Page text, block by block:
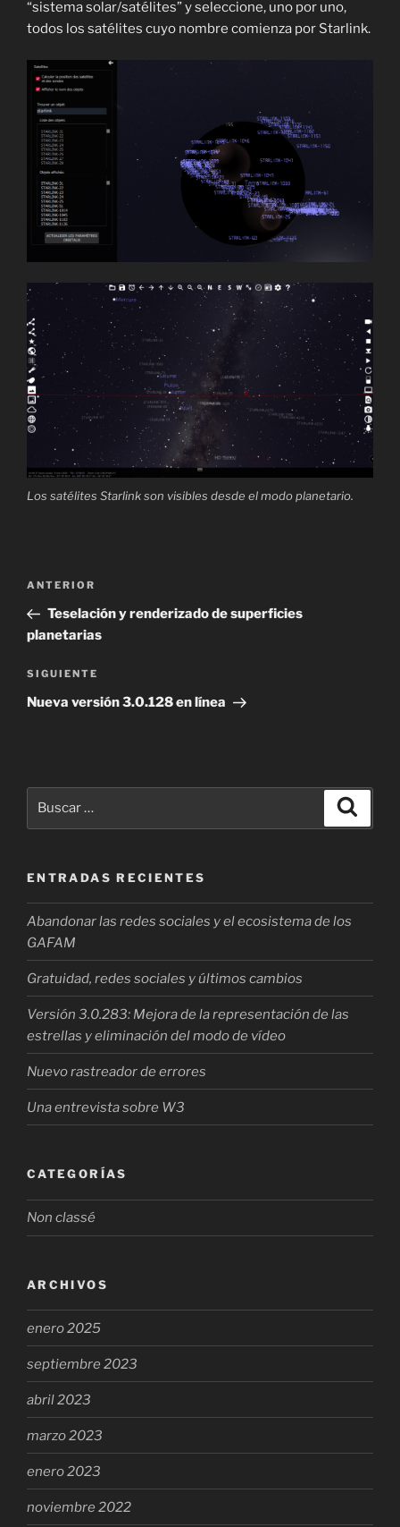
“sistema solar/satélites” y seleccione, uno por uno,
todos los satélites cuyo nombre comienza por Starlink.
Los satélites Starlink son visibles desde el modo planetario.
Navegación
entradas
Entrada
anterior:
ANTERIOR
Teselación y renderizado de superficies
planetarias
Siguiente
entrada
SIGUIENTE
Nueva versión 3.0.128 en línea
ENTRADAS RECIENTES
Abandonar las redes sociales y el ecosistema de los
GAFAM
Gratuidad, redes sociales y últimos cambios
Versión 3.0.283: Mejora de la representación de las
estrellas y eliminación del modo de vídeo
Nuevo rastreador de errores
Una entrevista sobre W3
CATEGORÍAS
Non classé
ARCHIVOS
enero 2025
septiembre 2023
abril 2023
marzo 2023
enero 2023
noviembre 2022